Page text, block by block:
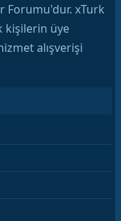
Forumu'dur. xTurk
kişilerin üye
alışverişi